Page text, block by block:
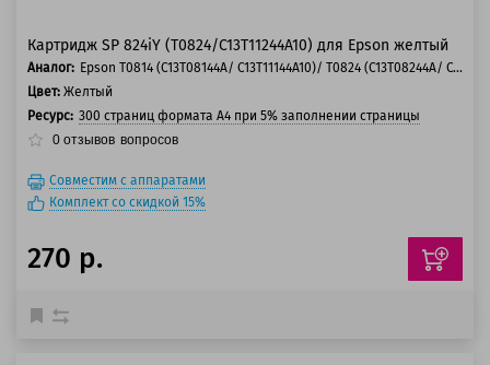
Картридж SP 824iY (T0824/C13T11244A10) для Epson желтый
Аналог:
Epson T0814 (C13T08144A/ C13T11144A10)/ T0824 (C13T08244A/ C13T11244A10)
Цвет: Желтый
Ресурс: 300 страниц формата А4 при 5% заполнении страницы
0 отзывов вопросов
Совместим с аппаратами
Комплект со скидкой 15%
270 р.